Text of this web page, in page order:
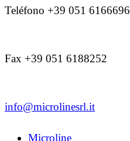
Teléfono +39 051 6166696
Fax +39 051 6188252
info@microlinesrl.it
Microline